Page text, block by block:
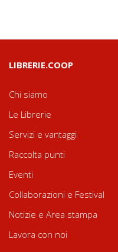
LIBRERIE.COOP
Chi siamo
Le Librerie
Servizi e vantaggi
Raccolta punti
Eventi
Collaborazioni e Festival
Notizie e Area stampa
Lavora con noi